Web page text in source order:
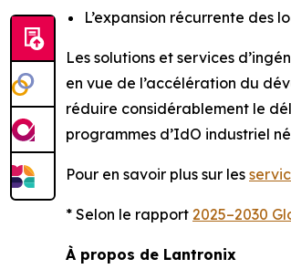
L’expansion récurrente des
Les solutions et services
en vue de l’accélération du
réduire considérablement le
programmes d’IdO industriel
Pour en savoir plus sur les
* Selon le rapport 2025–2030
À propos de Lantronix